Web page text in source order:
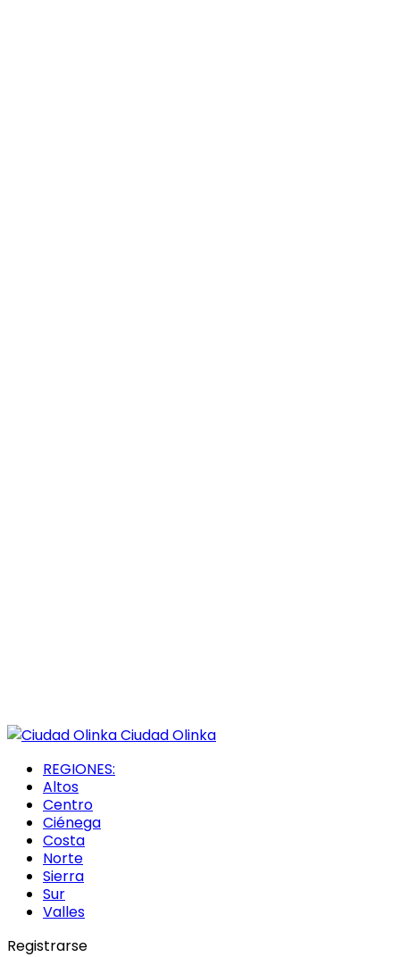
Ciudad Olinka
REGIONES:
Altos
Centro
Ciénega
Costa
Norte
Sierra
Sur
Valles
Registrarse